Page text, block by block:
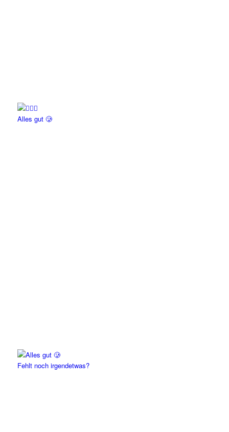
Alles gut 🥲
Fehlt noch irgendetwas?